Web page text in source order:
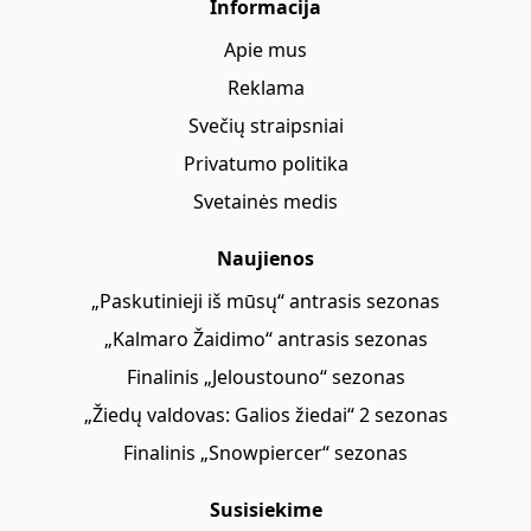
Informacija
Apie mus
Reklama
Svečių straipsniai
Privatumo politika
Svetainės medis
Naujienos
„Paskutinieji iš mūsų“ antrasis sezonas
„Kalmaro Žaidimo“ antrasis sezonas
Finalinis „Jeloustouno“ sezonas
„Žiedų valdovas: Galios žiedai“ 2 sezonas
Finalinis „Snowpiercer“ sezonas
Susisiekime